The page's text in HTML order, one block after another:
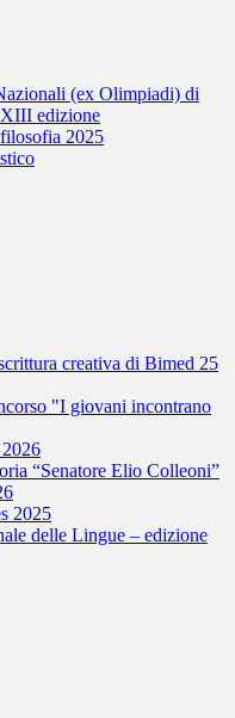
(ex Olimpiadi) di
edizione
2025
creativa di Bimed 25
"I giovani incontrano
“Senatore Elio Colleoni”
2025
delle Lingue – edizione